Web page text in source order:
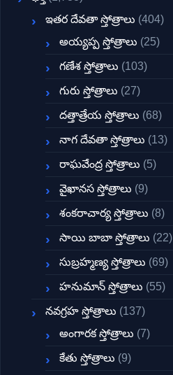
ఇతర దేవతా స్తోత్రాలు (404)
అయ్యప్ప స్తోత్రాలు (25)
గణేశ స్తోత్రాలు (103)
గురు స్తోత్రాలు (27)
దత్తాత్రేయ స్తోత్రాలు (68)
నాగ దేవతా స్తోత్రాలు (13)
రాఘవేంద్ర స్తోత్రాలు (5)
వైఖానస స్తోత్రాలు (9)
శంకరాచార్య స్తోత్రాలు (8)
సాయి బాబా స్తోత్రాలు (22)
సుబ్రహ్మణ్య స్తోత్రాలు (69)
హనుమాన్ స్తోత్రాలు (55)
నవగ్రహ స్తోత్రాలు (137)
అంగారక స్తోత్రాలు (7)
కేతు స్తోత్రాలు (9)